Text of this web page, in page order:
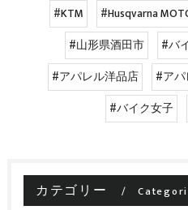
#KTM #Husqvarna
#山形県酒田市
#バ
#アパレル洋品店
#ア
#バイク女子
カテゴリー